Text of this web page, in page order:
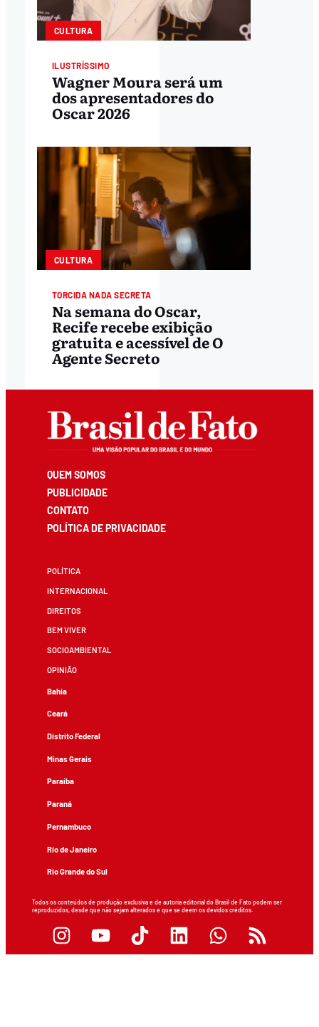
CULTURA
ILUSTRÍSSIMO
Wagner Moura será um
dos apresentadores do
Oscar 2026
CULTURA
TORCIDA NADA SECRETA
Na semana do Oscar,
Recife recebe exibição
gratuita e acessível de O
Agente Secreto
QUEM SOMOS
PUBLICIDADE
CONTATO
POLÍTICA DE PRIVACIDADE
POLÍTICA
INTERNACIONAL
DIREITOS
BEM VIVER
SOCIOAMBIENTAL
OPINIÃO
Bahia
Ceará
Distrito Federal
Minas Gerais
Paraíba
Paraná
Pernambuco
Rio de Janeiro
Rio Grande do Sul
Todos os conteúdos de produção exclusiva e de autoria editorial do Brasil de Fato podem ser
reproduzidos, desde que não sejam alterados e que se deem os devidos créditos.